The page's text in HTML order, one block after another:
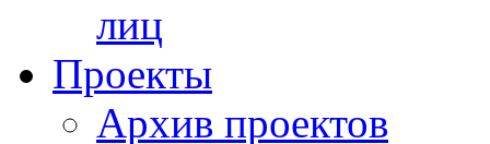
лиц
Проекты
Архив проектов